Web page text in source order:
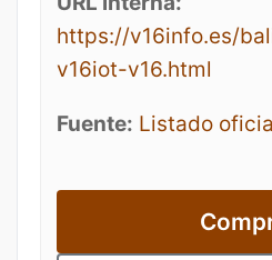
https://v16info.es/
v16iot-v16.html
Fuente: Listado